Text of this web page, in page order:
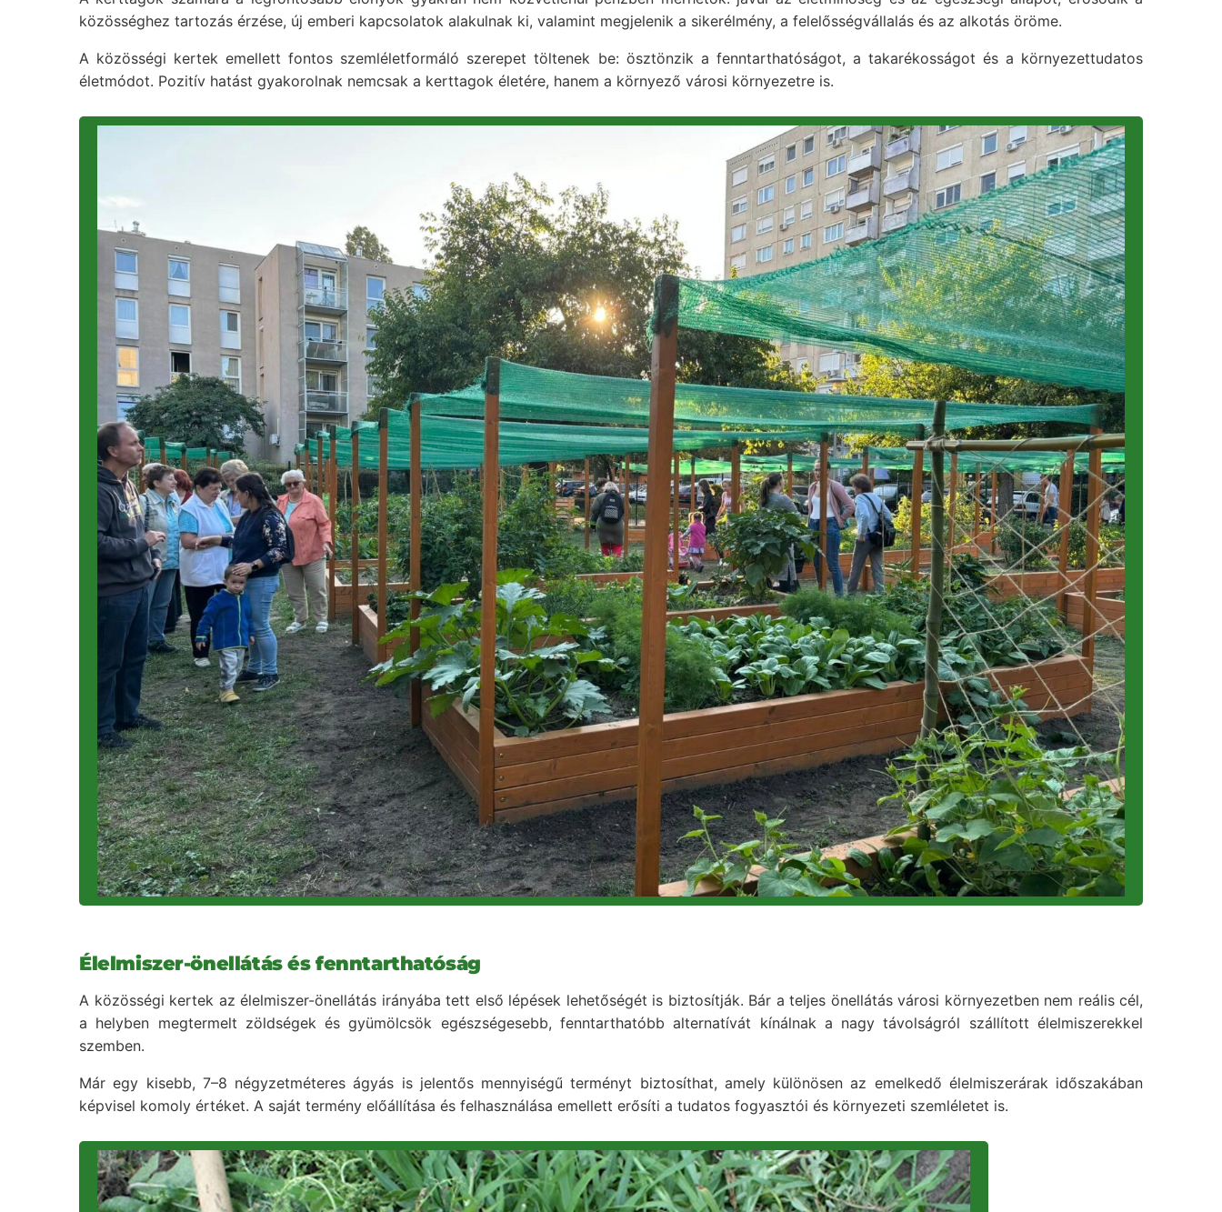
közösséghez tartozás érzése, új emberi kapcsolatok alakulnak ki, valamint megjelenik a sikerélmény, a felelősségvállalás és az alkotás öröme.
A közösségi kertek emellett fontos szemléletformáló szerepet töltenek be: ösztönzik a fenntarthatóságot, a takarékosságot és a környezettudatos
életmódot. Pozitív hatást gyakorolnak nemcsak a kerttagok életére, hanem a környező városi környezetre is.
Élelmiszer-önellátás és fenntarthatóság
A közösségi kertek az élelmiszer-önellátás irányába tett első lépések lehetőségét is biztosítják. Bár a teljes önellátás városi környezetben nem reális cél,
a helyben megtermelt zöldségek és gyümölcsök egészségesebb, fenntarthatóbb alternatívát kínálnak a nagy távolságról szállított élelmiszerekkel
szemben.
Már egy kisebb, 7–8 négyzetméteres ágyás is jelentős mennyiségű terményt biztosíthat, amely különösen az emelkedő élelmiszerárak időszakában
képvisel komoly értéket. A saját termény előállítása és felhasználása emellett erősíti a tudatos fogyasztói és környezeti szemléletet is.